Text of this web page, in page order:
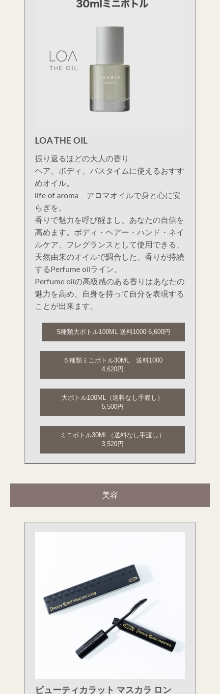
LOA THE OIL
振り返るほどの大人の香り
ヘア、ボディ、バスタイムに使えるおすす
めオイル。
life of aroma アロマオイルで身と心に安
らぎを。
香りで魅力を呼び醒まし、あなたの自信を
高めます。ボディ・ヘアー・ハンド・ネイ
ルケア、フレグランスとして使用できる、
天然由来のオイルで調合した、香りが持続
するPerfume oilライン。
Perfume oilの高級感のある香りはあなたの
魅力を高め、自身を持って自分を表現する
ことが出来ます。
5種類大ボトル100ML 送料1000 6,600円
５種類ミニボトル30ML 送料1000
4,620円
大ボトル100ML（送料なし手渡し）
5,500円
ミニボトル30ML（送料なし手渡し）
3,520円
美容
ビューティカラット マスカラ ロン